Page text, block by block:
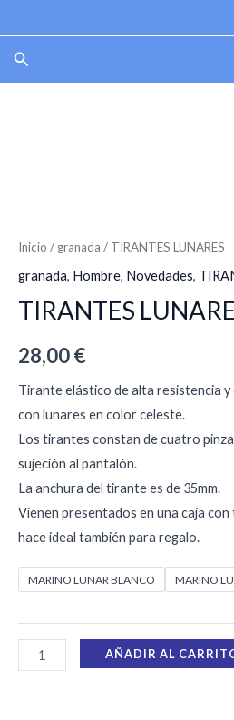
al
contenido
Buscar
Inicio / granada / TIRANTES LUNARES
granada, Hombre, Novedades,
TIRANTES
28,00€
Tirante elástico de alta resistencia
con lunares en color celeste.
Los tirantes constan de cuatro
sujeción al pantalón.
La anchura del tirante es de 35mm.
Vienen presentados en una caja
hace ideal también para regalo.
MARINO LUNAR BLANCO MARINO
AÑADIR AL